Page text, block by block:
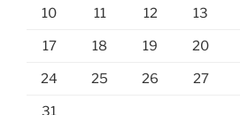
10 11 12 13
17 18 19 20
24 25 26 27
31